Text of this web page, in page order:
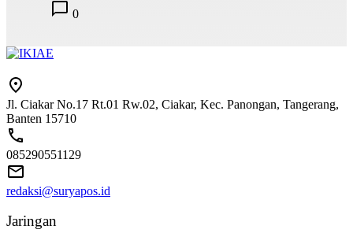
0
Jl. Ciakar No.17 Rt.01 Rw.02, Ciakar, Kec. Panongan, Tangerang,
Banten 15710
085290551129
redaksi@suryapos.id
Jaringan